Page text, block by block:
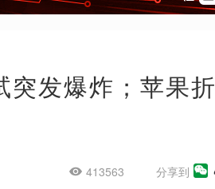
发爆炸；苹果折
413563 分享到